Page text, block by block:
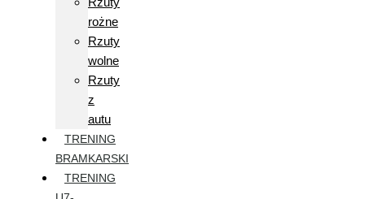
rożne
Rzuty
wolne
Rzuty
z
autu
TRENING
BRAMKARSKI
TRENING